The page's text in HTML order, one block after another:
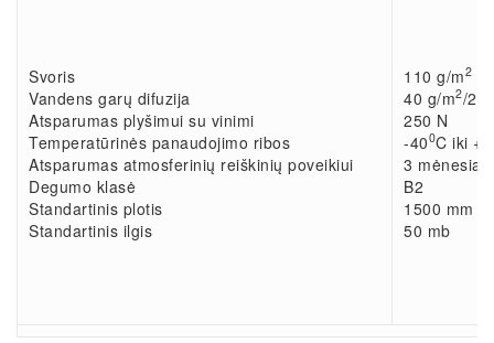
Svoris
Vandens garų difuzija
Atsparumas plyšimui su vinimi
Temperatūrinės panaudojimo ribos
Atsparumas atmosferinių reiškinių poveikiui
Degumo klasė
Standartinis plotis
Standartinis ilgis
110 g/m2
40 g/m2/24
250 N
-400C iki
3 mėnesiai
B2
1500 mm
50 mb